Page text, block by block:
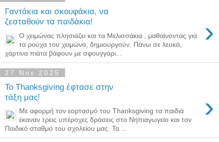
Γαντάκια και σκουφάκια, να
ζεσταθούν τα παιδάκια!
›
Ο χειμώνας πλησιάζει και τα Μελισσάκια , μαθαίνοντας για
τα ρούχα του χειμώνα, δημιουργούν. Πάνω σε λευκά,
χάρτινα πιάτα βάφουν με σφουγγάρι...
27 Νοε 2025
Το Thanksgiving έφτασε στην
τάξη μας!
›
Με αφορμή τον εορτασμό του Thanksgiving τα παιδιά
έκαναν τρεις υπέροχες δράσεις στο Νηπιαγωγείο και τον
Παιδικό σταθμό του σχολείου μας. Τα ...